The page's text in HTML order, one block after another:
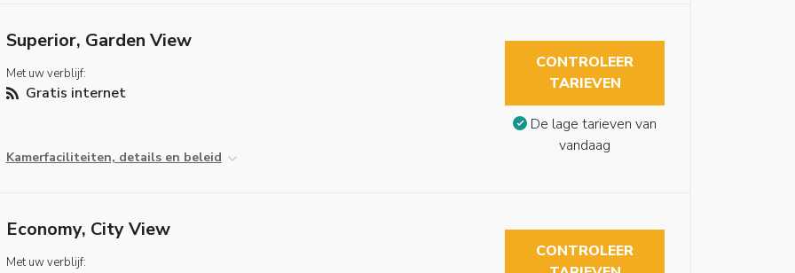
Superior, Garden View
Met uw verblijf:
Gratis internet
Kamerfaciliteiten, details en beleid
CONTROLEER
TARIEVEN
De lage tarieven van
vandaag
Economy, City View
Met uw verblijf:
CONTROLEER